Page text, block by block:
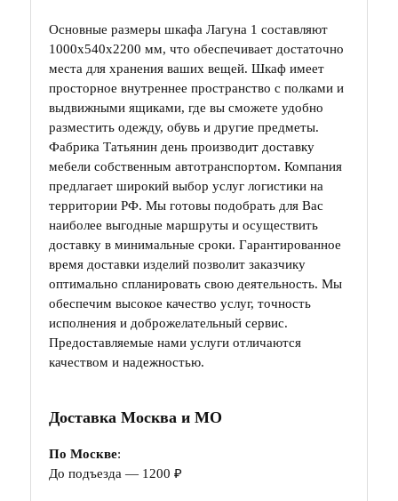
Основные размеры шкафа Лагуна 1 составляют
1000х540х2200 мм, что обеспечивает достаточно
места для хранения ваших вещей. Шкаф имеет
просторное внутреннее пространство с полками и
выдвижными ящиками, где вы сможете удобно
разместить одежду, обувь и другие предметы.
Фабрика Татьянин день производит доставку
мебели собственным автотранспортом. Компания
предлагает широкий выбор услуг логистики на
территории РФ. Мы готовы подобрать для Вас
наиболее выгодные маршруты и осуществить
доставку в минимальные сроки. Гарантированное
время доставки изделий позволит заказчику
оптимально спланировать свою деятельность. Мы
обеспечим высокое качество услуг, точность
исполнения и доброжелательный сервис.
Предоставляемые нами услуги отличаются
качеством и надежностью.
Доставка Москва и МО
По Москве:
До подъезда — 1200 ₽